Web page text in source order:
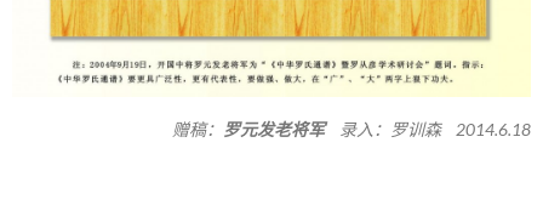
赠稿： 罗元发老将军录入：罗训森 2014.6.18